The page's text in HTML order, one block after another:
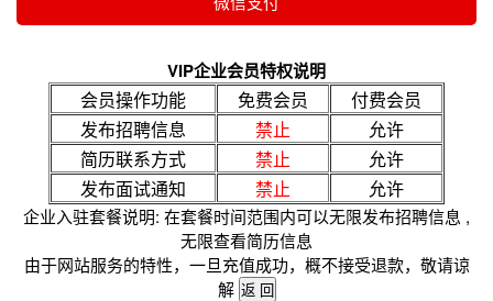
VIP企业会员特权说明
会员操作功能 免费会员
付费会员
发布招聘信息
禁止
允许
简历联系方式
禁止
允许
发布面试通知
禁止 允许
企业入驻套餐说明: 在套餐时间范围内可以无限发布招聘信息 ,
无限查看简历信息
由于网站服务的特性，一旦充值成功，概不接受退款，敬请谅
解